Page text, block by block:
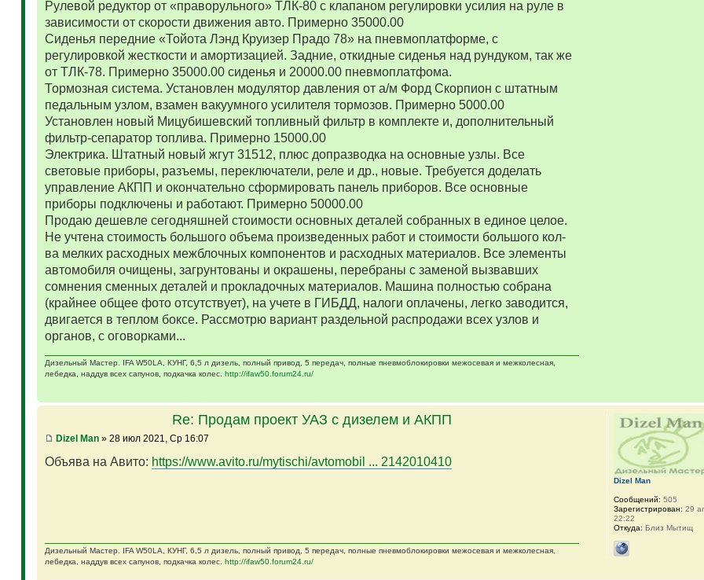
Рулевой редуктор от «праворульного» ТЛК-80 с клапаном регулировки усилия на руле в
зависимости от скорости движения авто. Примерно 35000.00
Сиденья передние «Тойота Лэнд Круизер Прадо 78» на пневмоплатформе, с
регулировкой жесткости и амортизацией. Задние, откидные сиденья над рундуком, так же
от ТЛК-78. Примерно 35000.00 сиденья и 20000.00 пневмоплатфома.
Тормозная система. Установлен модулятор давления от а/м Форд Скорпион с штатным
педальным узлом, взамен вакуумного усилителя тормозов. Примерно 5000.00
Установлен новый Мицубишевский топливный фильтр в комплекте и, дополнительный
фильтр-сепаратор топлива. Примерно 15000.00
Электрика. Штатный новый жгут 31512, плюс допразводка на основные узлы. Все
световые приборы, разъемы, переключатели, реле и др., новые. Требуется доделать
управление АКПП и окончательно сформировать панель приборов. Все основные
приборы подключены и работают. Примерно 50000.00
Продаю дешевле сегодняшней стоимости основных деталей собранных в единое целое.
Не учтена стоимость большого объема произведенных работ и стоимости большого кол-
ва мелких расходных межблочных компонентов и расходных материалов. Все элементы
автомобиля очищены, загрунтованы и окрашены, перебраны с заменой вызвавших
сомнения сменных деталей и прокладочных материалов. Машина полностью собрана
(крайнее общее фото отсутствует), на учете в ГИБДД, налоги оплачены, легко заводится,
двигается в теплом боксе. Рассмотрю вариант раздельной распродажи всех узлов и
органов, с оговорками...
Дизельный Мастер. IFA W50LA, КУНГ, 6,5 л дизель, полный привод, 5 передач, полные пневмоблокировки межосевая и межколесная,
лебедка, наддув всех сапунов, подкачка колес. http://ifaw50.forum24.ru/
Re: Продам проект УАЗ с дизелем и АКПП
Dizel Man» 28 июл 2021, Ср 16:07
Объява на Авито: https://www.avito.ru/mytischi/avtomobil ... 2142010410
Дизельный Мастер. IFA W50LA, КУНГ, 6,5 л дизель, полный привод, 5 передач, полные пневмоблокировки межосевая и межколесная,
лебедка, наддув всех сапунов, подкачка колес. http://ifaw50.forum24.ru/
Dizel Man
Сообщений: 505
Зарегистрирован: 29
22:22
Откуда: Близ Мытищ